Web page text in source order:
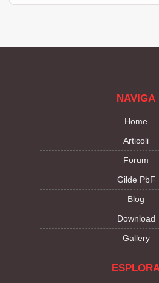
NAVIGA
Home
Articoli
Forum
Gilde PbF
Blog
Download
Gallery